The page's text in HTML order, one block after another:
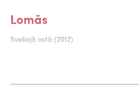
Lomās
Svešajā ostā (2012)